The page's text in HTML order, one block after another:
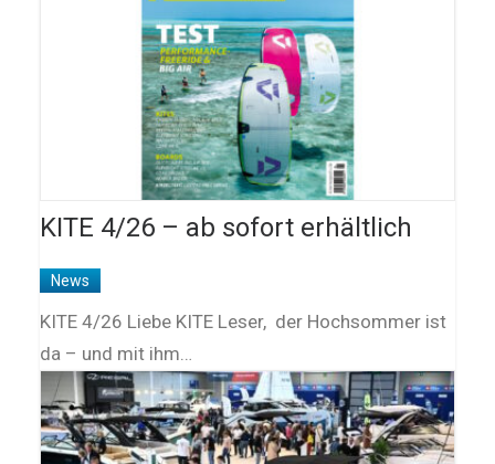
KITE 4/26 – ab sofort erhältlich
News
KITE 4/26 Liebe KITE Leser, der Hochsommer ist
da – und mit ihm…